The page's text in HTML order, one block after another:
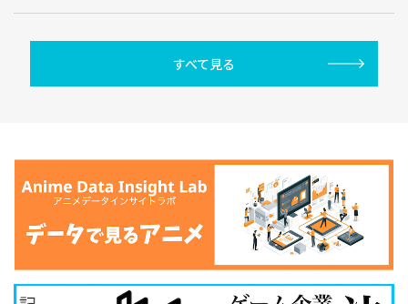
すべて見る